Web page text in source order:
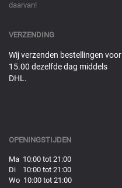
daarvan!
VERZENDING
Wij verzenden bestellingen voor
15.00 dezelfde dag middels
DHL.
OPENINGSTIJDEN
Ma 10:00 tot 21:00
Di 10:00 tot 21:00
Wo 10:00 tot 21:00